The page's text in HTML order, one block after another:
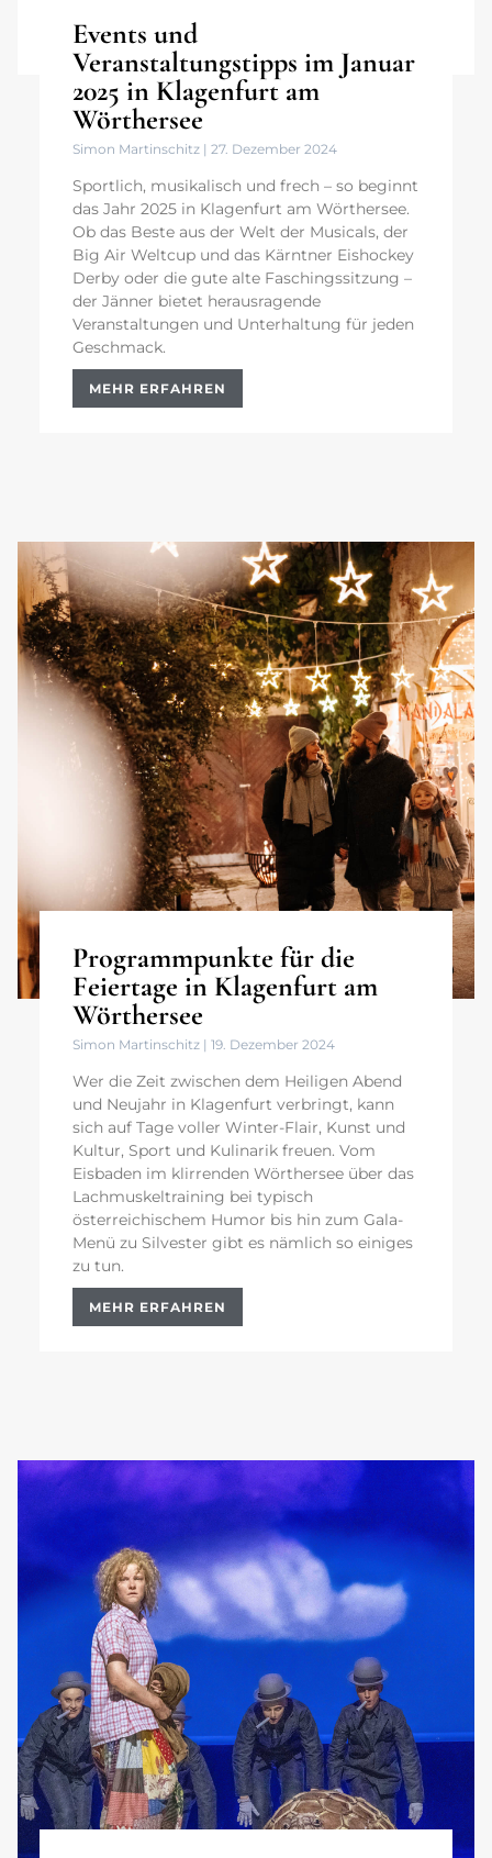
Events und
Veranstaltungstipps im Januar
2025 in Klagenfurt am
Wörthersee
Simon Martinschitz 27. Dezember 2024
Sportlich, musikalisch und frech – so beginnt
das Jahr 2025 in Klagenfurt am Wörthersee.
Ob das Beste aus der Welt der Musicals, der
Big Air Weltcup und das Kärntner Eishockey
Derby oder die gute alte Faschingssitzung –
der Jänner bietet herausragende
Veranstaltungen und Unterhaltung für jeden
Geschmack.
MEHR ERFAHREN
Programmpunkte für die
Feiertage in Klagenfurt am
Wörthersee
Simon Martinschitz 19. Dezember 2024
Wer die Zeit zwischen dem Heiligen Abend
und Neujahr in Klagenfurt verbringt, kann
sich auf Tage voller Winter-Flair, Kunst und
Kultur, Sport und Kulinarik freuen. Vom
Eisbaden im klirrenden Wörthersee über das
Lachmuskeltraining bei typisch
österreichischem Humor bis hin zum Gala-
Menü zu Silvester gibt es nämlich so einiges
zu tun.
MEHR ERFAHREN